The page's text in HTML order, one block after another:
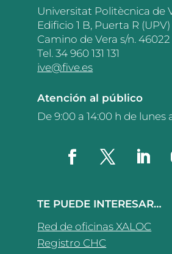
Universitat Politècnica de
Edificio 1 B, Puerta R (UPV)
Camino de Vera s/n.
Tel. 34 960 131 131
ive@five.es
Atención al público
De 9:00 a 14:00 h de lunes
TE PUEDE INTERESAR…
Red de oficinas XALOC
Registro CHC